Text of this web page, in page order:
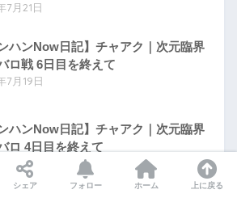
7月21日
ンハンNow日記】チャアク｜次元臨界
ロ戦 6日目を終えて
7月19日
ンハンNow日記】チャアク｜次元臨界
ロ 4日目を終えて
7月16日
シェア フォロー ホーム 上に戻る